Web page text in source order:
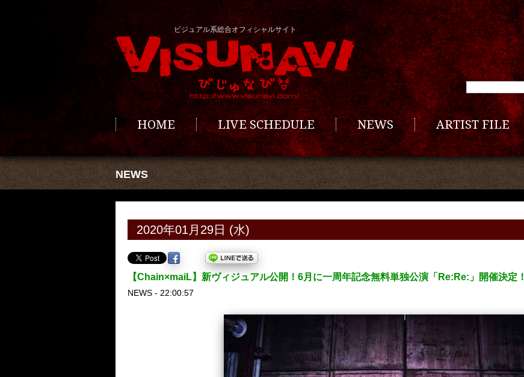
ビジュアル系総合オフィシャルサイト
HOME LIVE SCHEDULE NEWS ARTIST FILE
NEWS
2020年01月29日 (水)
【Chain×maiL】新ヴィジュアル公開！6月に一周年記念無料単独公演「Re:Re:」開催決定！
NEWS - 22:00:57